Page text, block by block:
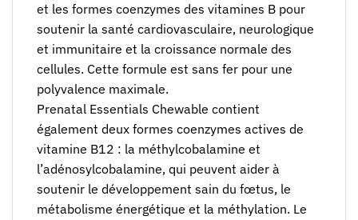
et les formes coenzymes des vitamines B pour
soutenir la santé cardiovasculaire, neurologique
et immunitaire et la croissance normale des
cellules. Cette formule est sans fer pour une
polyvalence maximale.
Prenatal Essentials Chewable contient
également deux formes coenzymes actives de
vitamine B12 : la méthylcobalamine et
l’adénosylcobalamine, qui peuvent aider à
soutenir le développement sain du fœtus, le
métabolisme énergétique et la méthylation. Le